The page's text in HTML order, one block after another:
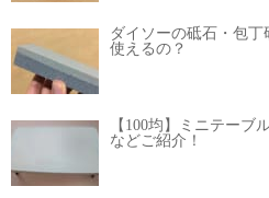
ダイソーの砥石・包
使えるの？
【100均】ミニテーブ
などご紹介！